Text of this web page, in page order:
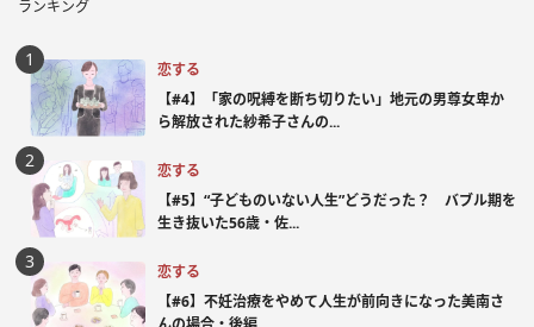
ランキング
恋する
【#4】「家の呪縛を断ち切りたい」地元の男尊女卑か
ら解放された紗希子さんの...
恋する
【#5】“子どものいない人生”どうだった？ バブル期を
生き抜いた56歳・佐...
恋する
【#6】不妊治療をやめて人生が前向きになった美南さ